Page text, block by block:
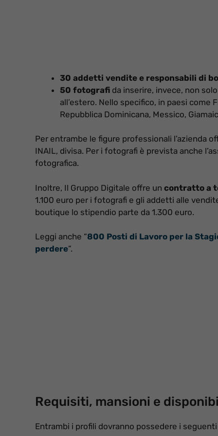
30 addetti vendite e responsabili di
50 fotografi da inserire, invece, non
all’estero. Nello specifico, in paesi come
Repubblica Dominicana, Messico,
Per entrambe le figure professionali l’azienda
INAIL, divisa. Per i fotografi è prevista anche
fotografica.
Inoltre, Il Gruppo Digitale offre un contratto a
1.100 euro per i fotografi e gli addetti alle
boutique lo stipendio parte da 1.300 euro.
Leggi anche “800 Posti di Lavoro per la
perdere”.
Requisiti, mansioni e
Entrambi i profili dovranno possedere i seguenti